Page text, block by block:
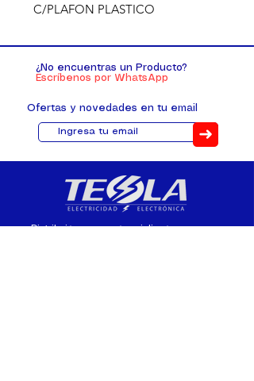
C/PLAFON PLASTICO
¿No encuentras un Producto?
Escríbenos por WhatsApp
Ofertas y novedades en tu email
➜
Distribuimos, comercializamos y